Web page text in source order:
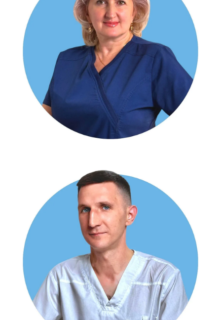
КАМЕНЦЕВ Олександр Євгенович
уролог вищої категорії, андролог, УЗД-фахівець
ЯРЕМЧУК Наталія Василівна
акушер-гінеколог вищої категорії, УЗД-фахівець